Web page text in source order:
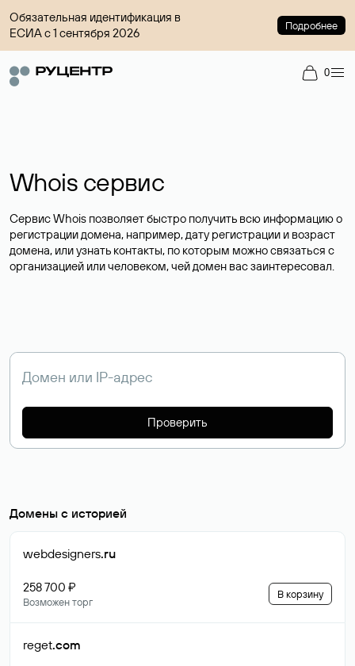
Обязательная идентификация в
ЕСИА с 1 сентября 2026
Подробнее
0
Whois сервис
Сервис Whois позволяет быстро получить всю информацию о
регистрации домена, например, дату регистрации и возраст
домена, или узнать контакты, по которым можно связаться с
организацией или человеком, чей домен вас заинтересовал.
Проверить
Домены с историей
webdesigners.ru
258 700 ₽
Возможен торг
В корзину
reget.com